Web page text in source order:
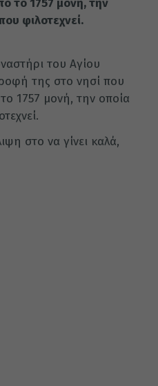
το 1757 μονή, την
φιλοτεχνεί.
του Αγίου
της στο νησί που
1757 μονή, την οποία
στο να γίνει καλά,